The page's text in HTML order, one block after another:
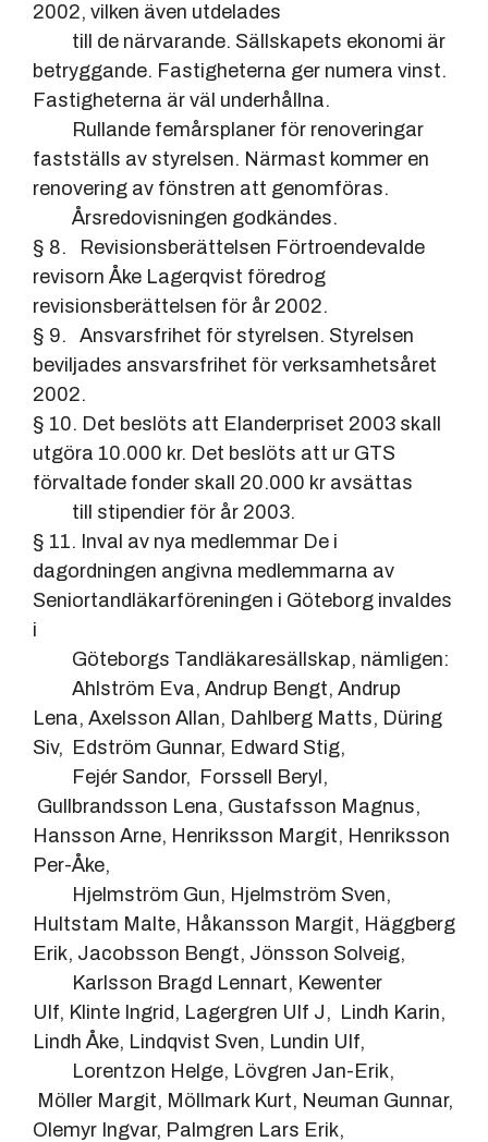
2002, vilken även utdelades
till de närvarande. Sällskapets ekonomi är
betryggande. Fastigheterna ger numera vinst.
Fastigheterna är väl underhållna.
Rullande femårsplaner för renoveringar
fastställs av styrelsen. Närmast kommer en
renovering av fönstren att genomföras.
Årsredovisningen godkändes.
§ 8. Revisionsberättelsen Förtroendevalde
revisorn Åke Lagerqvist föredrog
revisionsberättelsen för år 2002.
§ 9. Ansvarsfrihet för styrelsen. Styrelsen
beviljades ansvarsfrihet för verksamhetsåret
2002.
§ 10. Det beslöts att Elanderpriset 2003 skall
utgöra 10.000 kr. Det beslöts att ur GTS
förvaltade fonder skall 20.000 kr avsättas
till stipendier för år 2003.
§ 11. Inval av nya medlemmar De i
dagordningen angivna medlemmarna av
Seniortandläkarföreningen i Göteborg invaldes
i
Göteborgs Tandläkaresällskap, nämligen:
Ahlström Eva, Andrup Bengt, Andrup
Lena, Axelsson Allan, Dahlberg Matts, Düring
Siv, Edström Gunnar, Edward Stig,
Fejér Sandor, Forssell Beryl,
Gullbrandsson Lena, Gustafsson Magnus,
Hansson Arne, Henriksson Margit, Henriksson
Per-Åke,
Hjelmström Gun, Hjelmström Sven,
Hultstam Malte, Håkansson Margit, Häggberg
Erik, Jacobsson Bengt, Jönsson Solveig,
Karlsson Bragd Lennart, Kewenter
Ulf, Klinte Ingrid, Lagergren Ulf J, Lindh Karin,
Lindh Åke, Lindqvist Sven, Lundin Ulf,
Lorentzon Helge, Lövgren Jan-Erik,
Möller Margit, Möllmark Kurt, Neuman Gunnar,
Olemyr Ingvar, Palmgren Lars Erik,